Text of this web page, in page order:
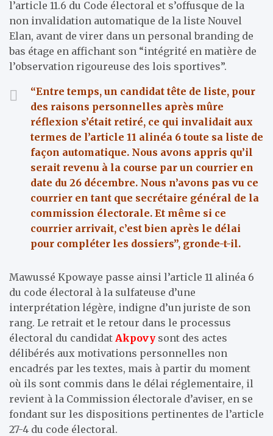
l’article 11.6 du Code électoral et s’offusque de la
non invalidation automatique de la liste Nouvel
Elan, avant de virer dans un personal branding de
bas étage en affichant son “intégrité en matière de
l’observation rigoureuse des lois sportives”.
“Entre temps, un candidat tête de liste, pour
des raisons personnelles après mûre
réflexion s’était retiré, ce qui invalidait aux
termes de l’article 11 alinéa 6 toute sa liste de
façon automatique. Nous avons appris qu’il
serait revenu à la course par un courrier en
date du 26 décembre. Nous n’avons pas vu ce
courrier en tant que secrétaire général de la
commission électorale. Et même si ce
courrier arrivait, c’est bien après le délai
pour compléter les dossiers”, gronde-t-il.
Mawussé Kpowaye passe ainsi l’article 11 alinéa 6
du code électoral à la sulfateuse d’une
interprétation légère, indigne d’un juriste de son
rang. Le retrait et le retour dans le processus
électoral du candidat Akpovy sont des actes
délibérés aux motivations personnelles non
encadrés par les textes, mais à partir du moment
où ils sont commis dans le délai réglementaire, il
revient à la Commission électorale d’aviser, en se
fondant sur les dispositions pertinentes de l’article
27-4 du code électoral.